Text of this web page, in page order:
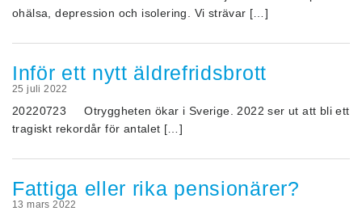
ohälsa, depression och isolering. Vi strävar […]
Inför ett nytt äldrefridsbrott
25 juli 2022
20220723 Otryggheten ökar i Sverige. 2022 ser ut att bli ett
tragiskt rekordår för antalet […]
Fattiga eller rika pensionärer?
13 mars 2022